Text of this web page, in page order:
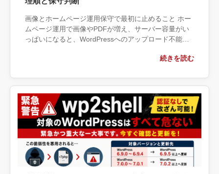
画像とホームページ運用保守で最初に止めること ホー
ムページ運用で画像やPDFが増え、サーバー容量がい
っぱいになると、WordPressへのアップロード不能や
続きを読む